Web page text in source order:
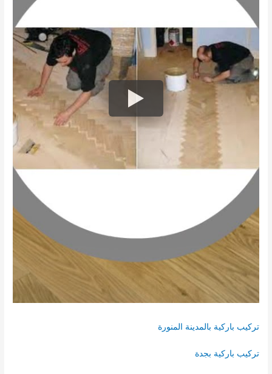
تركيب باركية بالمدينة المنورة
تركيب باركية بجدة